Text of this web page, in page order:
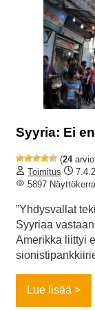
Syyria: Ei
(24
Toimitus
5897
”Yhdysvallat
Syyriaa
Amerikka liittyi
Lue lisää